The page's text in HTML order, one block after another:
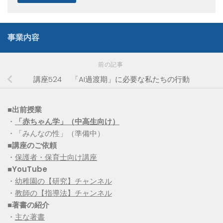
事業内容
前の記事
講座524 「AI過渡期」に必要な私たちの行動
■出前授業
・
「赤ちゃん学」（中高生向け）
・「みんなの性」（準備中）
■講座のご依頼
・ 保護者・保育士向け講座
■YouTube
・ 幼稚園の【研究】チャンネル
・ 教師の【指導法】チャンネル
■著書の紹介
・ 主な著書